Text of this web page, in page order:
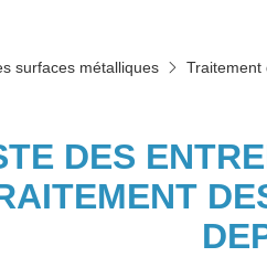
surfaces métalliques Traitement
DES